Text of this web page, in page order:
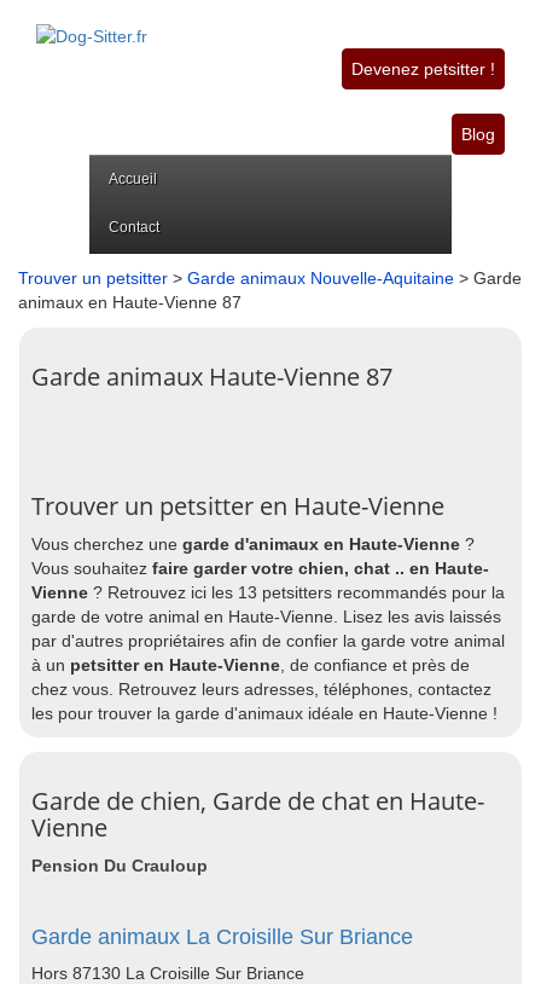
Devenez petsitter !
Blog
Accueil
Contact
Trouver un petsitter > Garde animaux Nouvelle-Aquitaine > Garde
animaux en Haute-Vienne 87
Garde animaux Haute-Vienne 87
Trouver un petsitter en Haute-Vienne
Vous cherchez une garde d'animaux en Haute-Vienne ?
Vous souhaitez faire garder votre chien, chat .. en Haute-
Vienne ? Retrouvez ici les 13 petsitters recommandés pour la
garde de votre animal en Haute-Vienne. Lisez les avis laissés
par d'autres propriétaires afin de confier la garde votre animal
à un petsitter en Haute-Vienne , de confiance et près de
chez vous. Retrouvez leurs adresses, téléphones, contactez
les pour trouver la garde d'animaux idéale en Haute-Vienne !
Garde de chien, Garde de chat en Haute-
Vienne
Pension Du Crauloup
Garde animaux La Croisille Sur Briance
Hors 87130 La Croisille Sur Briance